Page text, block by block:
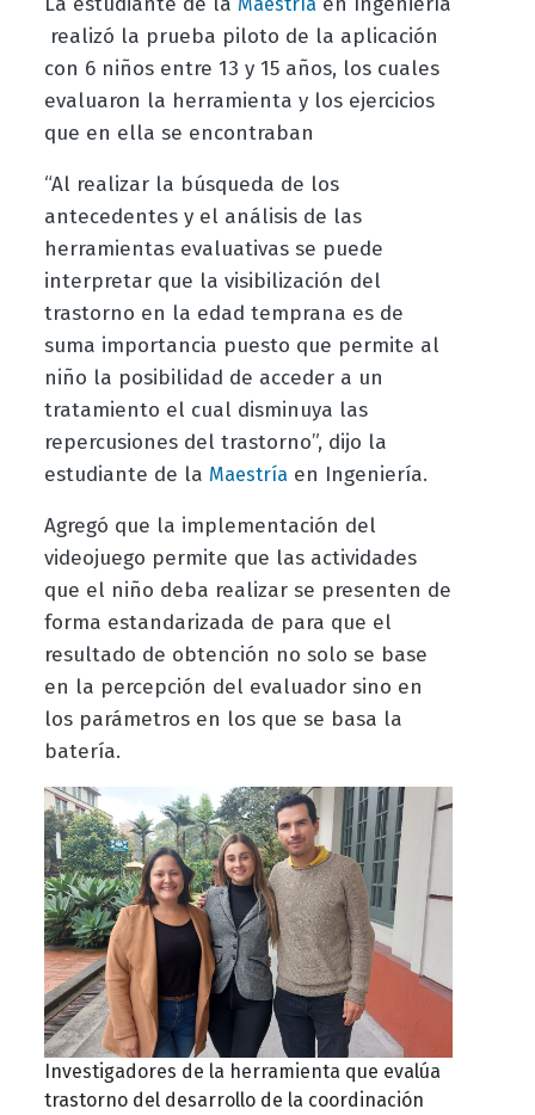
realizó la prueba piloto de la aplicación
con 6 niños entre 13 y 15 años, los cuales
evaluaron la herramienta y los ejercicios
que en ella se encontraban
“Al realizar la búsqueda de los
antecedentes y el análisis de las
herramientas evaluativas se puede
interpretar que la visibilización del
trastorno en la edad temprana es de
suma importancia puesto que permite al
niño la posibilidad de acceder a un
tratamiento el cual disminuya las
repercusiones del trastorno”, dijo la
estudiante de la Maestríaen Ingeniería.
Agregó que la implementación del
videojuego permite que las actividades
que el niño deba realizar se presenten de
forma estandarizada de para que el
resultado de obtención no solo se base
en la percepción del evaluador sino en
los parámetros en los que se basa la
batería.
Investigadores de la herramienta que evalúa
trastorno del desarrollo de la coordinación